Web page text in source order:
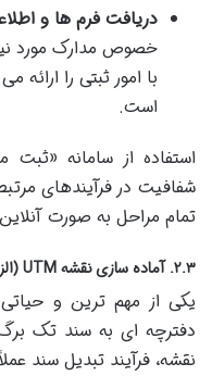
دریافت فرم ها و
خصوص مدارک مورد
با امور ثبتی را
است.
استفاده از سامانه
شفافیت در فرآیندهای
تمام مراحل به صورت
۲.۳. آماده سازی نقشه UTM (الزامی و حیاتی)
یکی از مهم ترین و
دفترچه ای به سند تک
نقشه، فرآیند تبدیل سند